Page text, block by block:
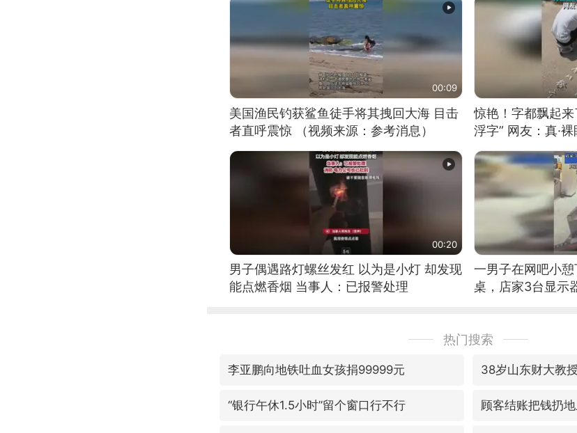
00:09
美国渔民钓获鲨鱼徒手将其拽回大海 目击
者直呼震惊 （视频来源：参考消息）
惊艳！字都飘起
浮字” 网友：真·裸
00:20
男子偶遇路灯螺丝发红 以为是小灯 却发现
能点燃香烟 当事人：已报警处理
一男子在网吧小
桌，店家3台显示
热门搜索
李亚鹏向地铁吐血女孩捐99999元 38岁山东财大教
“银行午休1.5小时”留个窗口行不行 顾客结账把钱扔